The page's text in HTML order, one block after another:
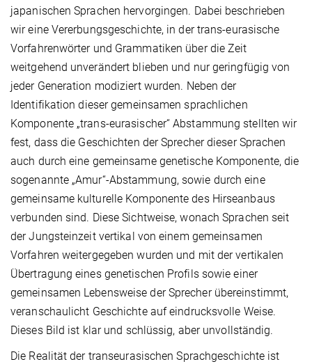
japanischen Sprachen hervorgingen. Dabei beschrieben
wir eine Vererbungsgeschichte, in der trans-eurasische
Vorfahrenwörter und Grammatiken über die Zeit
weitgehend unverändert blieben und nur geringfügig von
jeder Generation modiziert wurden. Neben der
Identifikation dieser gemeinsamen sprachlichen
Komponente „trans-eurasischer“ Abstammung stellten wir
fest, dass die Geschichten der Sprecher dieser Sprachen
auch durch eine gemeinsame genetische Komponente, die
sogenannte „Amur“-Abstammung, sowie durch eine
gemeinsame kulturelle Komponente des Hirseanbaus
verbunden sind. Diese Sichtweise, wonach Sprachen seit
der Jungsteinzeit vertikal von einem gemeinsamen
Vorfahren weitergegeben wurden und mit der vertikalen
Übertragung eines genetischen Profils sowie einer
gemeinsamen Lebensweise der Sprecher übereinstimmt,
veranschaulicht Geschichte auf eindrucksvolle Weise.
Dieses Bild ist klar und schlüssig, aber unvollständig.
Die Realität der transeurasischen Sprachgeschichte ist